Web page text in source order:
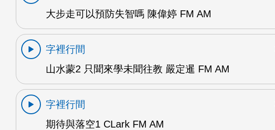
大步走可以預防失智嗎 陳偉婷 FM AM
字裡行間
山水蒙2 只聞來學未聞往教 嚴定暹 FM AM
字裡行間
期待與落空1 CLark FM AM